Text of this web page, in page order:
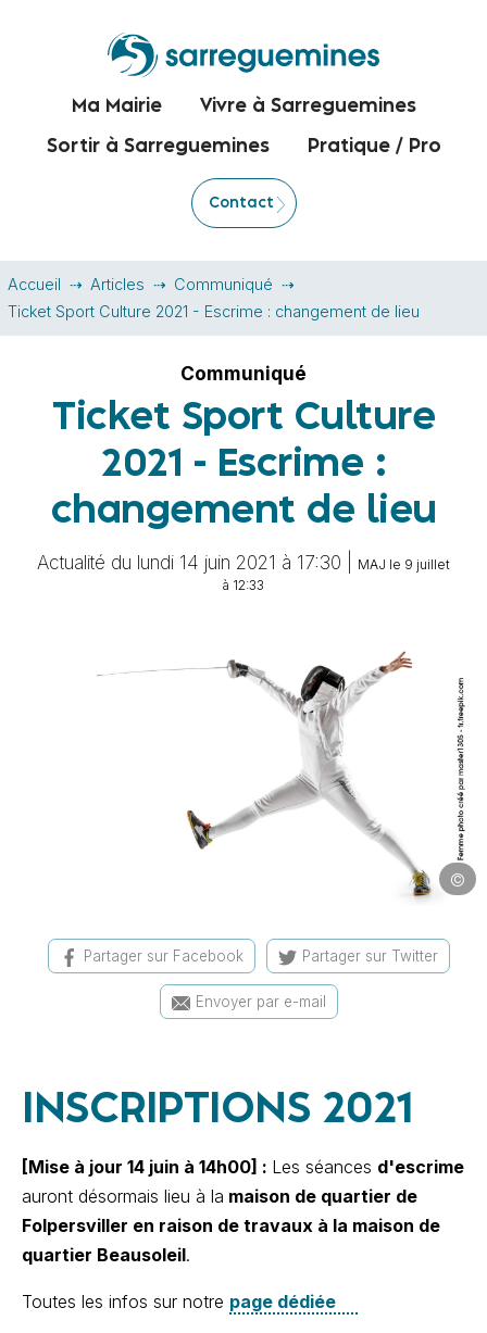
Ma Mairie Vivre à Sarreguemines
Sortir à Sarreguemines Pratique / Pro
Contact
Accueil Articles
Communiqué
Ticket Sport Culture 2021 - Escrime : changement de lieu
Communiqué
Ticket Sport Culture
2021 - Escrime :
changement de lieu
Actualité du lundi 14 juin 2021 à 17:30 |
MAJ le 9 juillet
à 12:33
©
Partager sur Facebook Partager sur Twitter
Envoyer par e-mail
INSCRIPTIONS 2021
[Mise à jour 14 juin à 14h00] : Les séances d'escrime
auront désormais lieu à la maison de quartier de
Folpersviller en raison de travaux à la maison de
quartier Beausoleil.
Toutes les infos sur notre page dédiée